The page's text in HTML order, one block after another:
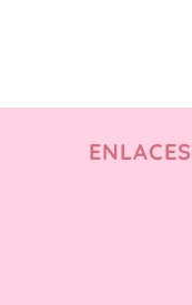
ENLACES